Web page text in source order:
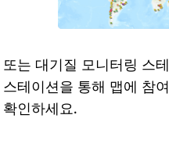
또는 대기질 모니터링 스
스테이션을 통해 맵에 참
확인하세요.